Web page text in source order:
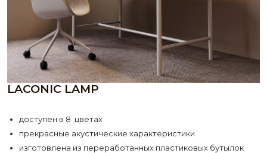
LACONIC LAMP
доступен в 8 цветах
прекрасные акустические характеристики
изготовлена из переработанных пластиковых бутылок